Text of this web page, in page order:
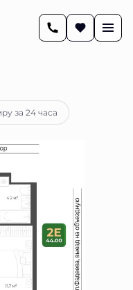
8 141 006 руб.
за 24 часа